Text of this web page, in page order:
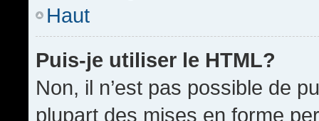
Haut
Puis-je utiliser le HTML?
Non, il n’est pas possible de
plupart des mises en forme